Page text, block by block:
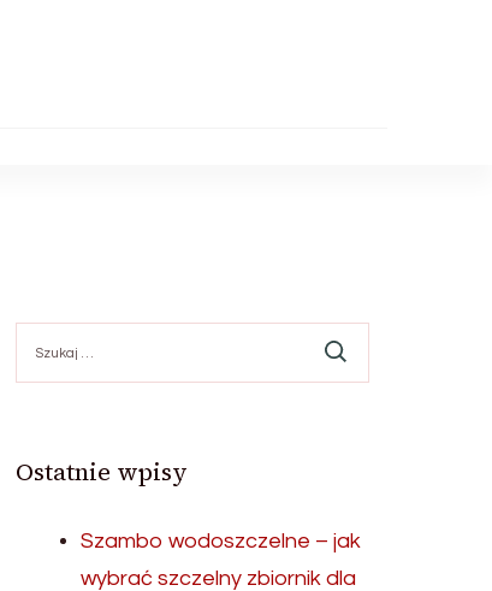
Ostatnie wpisy
Szambo wodoszczelne – jak
wybrać szczelny zbiornik dla